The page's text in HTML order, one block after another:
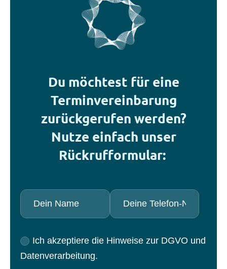
Du möchtest für eine
Terminvereinbarung
zurückgerufen werden?
Nutze einfach unser
Rückrufformular:
Ich akzeptiere die Hinweise zur DGVO und
Datenverarbeitung.